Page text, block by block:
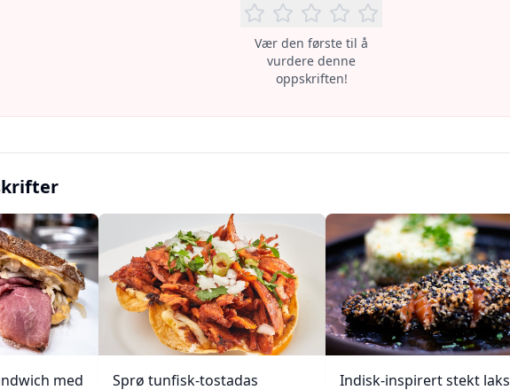
Vær den første til å
vurdere denne
oppskriften!
med Sprø tunfisk-tostadas Indisk-inspirert stekt laks